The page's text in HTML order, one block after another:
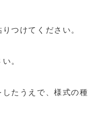
つけてください。
。
うえで、様式の